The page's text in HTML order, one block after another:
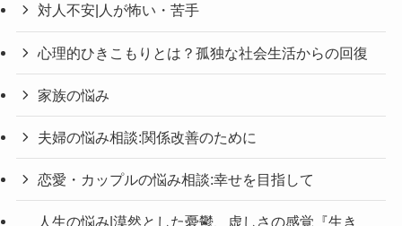
対人不安|人が怖い・苦手
心理的ひきこもりとは？孤独な社会生活からの回復
家族の悩み
夫婦の悩み相談:関係改善のために
恋愛・カップルの悩み相談:幸せを目指して
人生の悩み|漠然とした憂鬱、虚しさの感覚『生き